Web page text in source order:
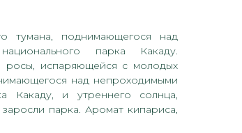
тумана, поднимающегося над
парка Какаду.
росы, испаряющейся с молодых
над непроходимыми
Какаду, и утреннего солнца,
парка. Аромат кипариса,